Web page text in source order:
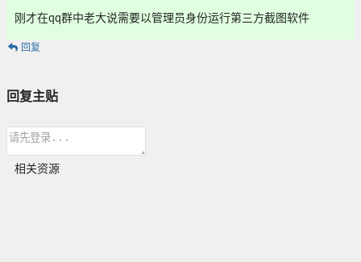
刚才在qq群中老大说需要以管理员身份运行第三方截图软件
回复
回复主贴
相关资源